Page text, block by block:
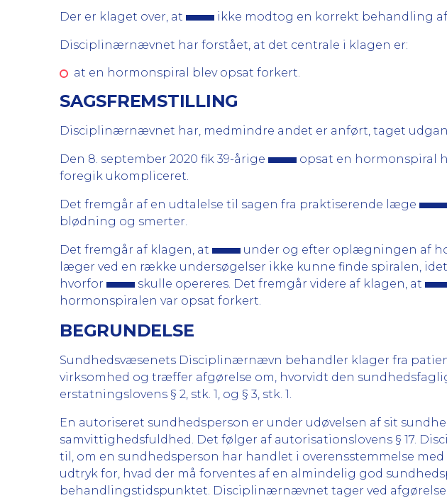
Der er klaget over, at ikke modtog en korrekt behandling
Disciplinærnævnet har forstået, at det centrale i klagen er:
at en hormonspiral blev opsat forkert.
SAGSFREMSTILLING
Disciplinærnævnet har, medmindre andet er anført, taget
Den 8. september 2020 fik 39-årige opsat en hormonspiral
foregik ukompliceret.
Det fremgår af en udtalelse til sagen fra praktiserende læge
blødning og smerter.
Det fremgår af klagen, at
under og efter oplægningen af
læger ved en række undersøgelser ikke kunne finde spiralen,
hvorfor
skulle opereres. Det fremgår videre af klagen, at
hormonspiralen var opsat forkert.
BEGRUNDELSE
Sundhedsvæsenets Disciplinærnævn behandler klager fra
virksomhed og træffer afgørelse om, hvorvidt den
erstatningslovens § 2, stk. 1, og § 3, stk. 1.
En autoriseret sundhedsperson er under udøvelsen af sit
samvittighedsfuldhed. Det følger af autorisationslovens § 17.
til, om en sundhedsperson har handlet i overensstemmelse
udtryk for, hvad der må forventes af en almindelig god
behandlingstidspunktet. Disciplinærnævnet tager ved